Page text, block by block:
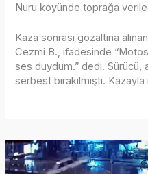
Nuru köyünde toprağa
Kaza sonrası gözaltına
Cezmi B., ifadesinde
ses duydum.” dedi. Sürücü,
serbest bırakılmıştı.